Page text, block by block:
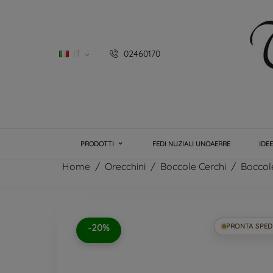
IT  02460170
PRODOTTI FEDI NUZIALI UNOAERRE
Home Orecchini Boccole Cerchi
-20% PRONTA